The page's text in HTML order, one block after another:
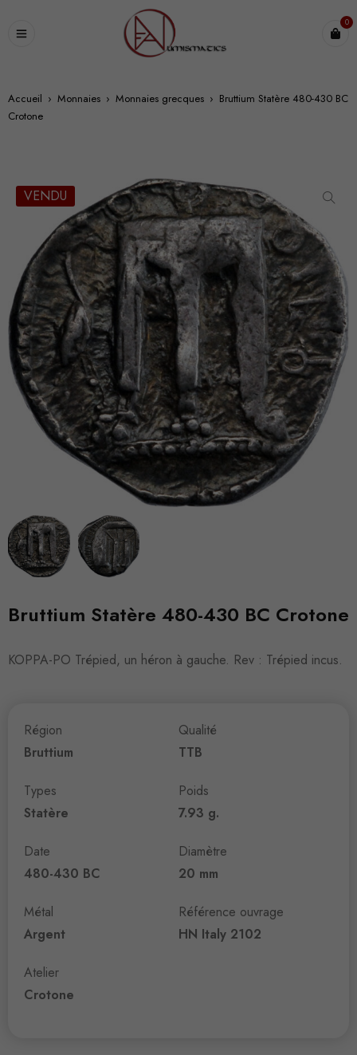
0
Accueil › Monnaies › Monnaies grecques › Bruttium Statère 480-430 BC
Crotone
VENDU
Bruttium Statère 480-430 BC Crotone
KOPPA-PO Trépied, un héron à gauche. Rev : Trépied incus.
Région
Bruttium
Types
Statère
Date
480-430 BC
Métal
Argent
Atelier
Crotone
Qualité
TTB
Poids
7.93 g.
Diamètre
20 mm
Référence ouvrage
HN Italy 2102